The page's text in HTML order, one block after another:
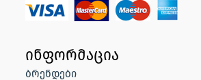
ინფორმაცია
ბრენდები